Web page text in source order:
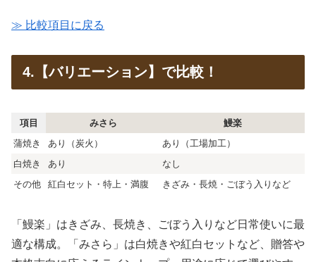
≫ 比較項目に戻る
4.【バリエーション】で比較！
項目 みさら
鰻楽
蒲焼き
あり（炭火）
あり（工場加工）
白焼き
あり
なし
その他
紅白セット・特上・満腹 きざみ・長焼・ごぼう入りなど
「鰻楽」はきざみ、長焼き、ごぼう入りなど日常使いに最
適な構成。「みさら」は白焼きや紅白セットなど、贈答や